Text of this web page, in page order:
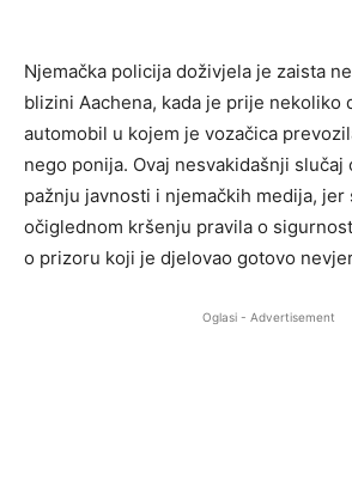
Njemačka policija doživjela je zaista
blizini Aachena, kada je prije nekoliko
automobil u kojem je vozačica
nego ponija. Ovaj nesvakidašnji slučaj
pažnju javnosti i njemačkih medija, jer
očiglednom kršenju pravila o
o prizoru koji je djelovao gotovo
Oglasi - Advertisement